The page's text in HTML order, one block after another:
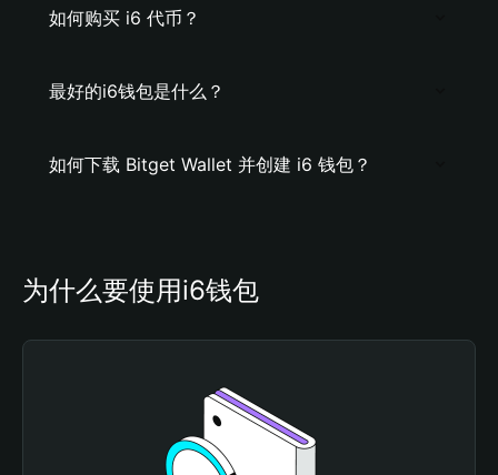
如何购买 i6 代币？
最好的i6钱包是什么？
如何下载 Bitget Wallet 并创建 i6 钱包？
为什么要使用i6钱包